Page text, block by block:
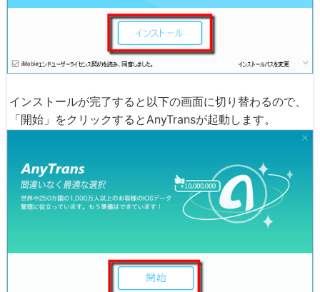
インストールが完了すると以下の画面に切り替わるので、
「開始」をクリックするとAnyTransが起動します。